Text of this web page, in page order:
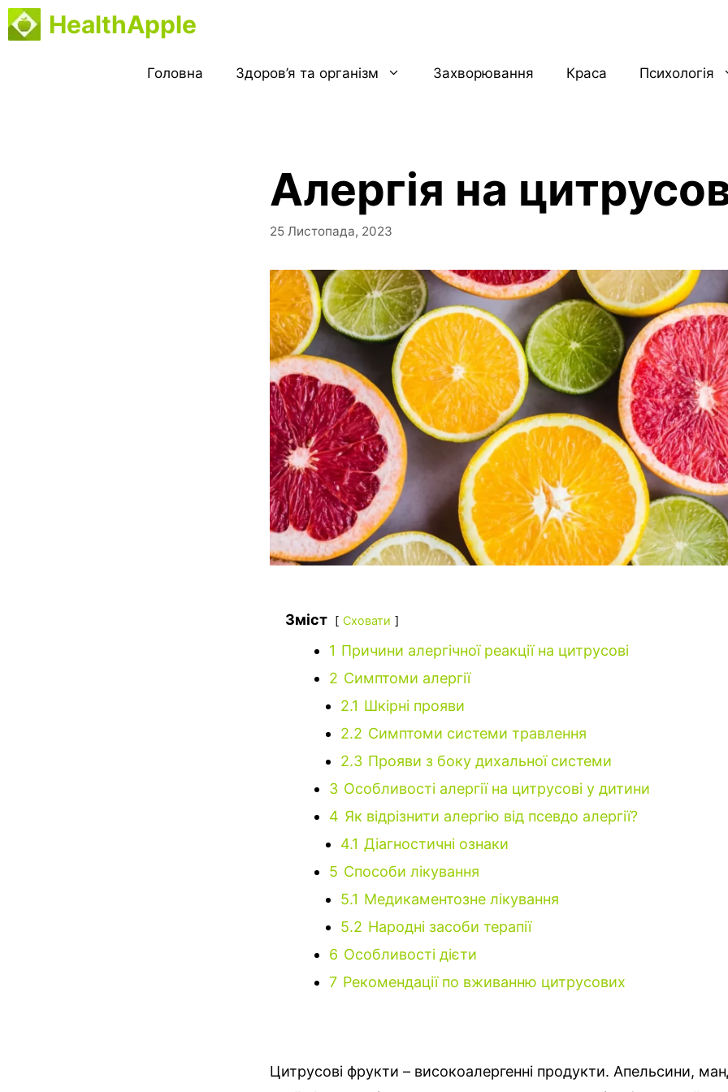
Перейти
до
HealthApple
Головна Здоров’я та організм Захворювання Краса Психологія
Алергія на
25 Листопада, 2023
Зміст Сховати
1 Причини алергічної реакції на цитрусові
2 Симптоми алергії
2.1 Шкірні прояви
2.2 Симптоми системи травлення
2.3 Прояви з боку дихальної системи
3 Особливості алергії на цитрусові у дитини
4 Як відрізнити алергію від псевдо алергії?
4.1 Діагностичні ознаки
5 Способи лікування
5.1 Медикаментозне лікування
5.2 Народні засоби терапії
6 Особливості дієти
7 Рекомендації по вживанню цитрусових
Цитрусові фрукти – високоалергенні продукти. Апельсини,